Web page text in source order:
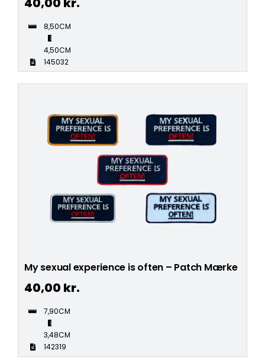
8,50CM
4,50CM
145032
My sexual experience is often – Patch Mærke
40,00 kr.
7,90CM
3,48CM
142319